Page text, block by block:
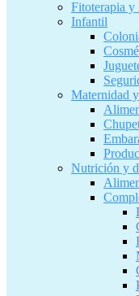
Fitoterapia y
Infantil
Maternidad
Nutrición y